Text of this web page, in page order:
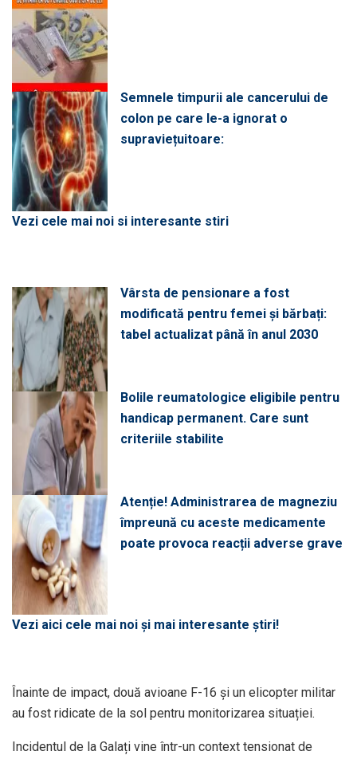
Semnele timpurii ale cancerului de
colon pe care le-a ignorat o
supraviețuitoare:
Vezi cele mai noi si interesante stiri
Vârsta de pensionare a fost
modificată pentru femei și bărbați:
tabel actualizat până în anul 2030
Bolile reumatologice eligibile pentru
handicap permanent. Care sunt
criteriile stabilite
Atenție! Administrarea de magneziu
împreună cu aceste medicamente
poate provoca reacții adverse grave
Vezi aici cele mai noi și mai interesante știri!
Înainte de impact, două avioane F-16 și un elicopter militar
au fost ridicate de la sol pentru monitorizarea situației.
Incidentul de la Galați vine într-un context tensionat de